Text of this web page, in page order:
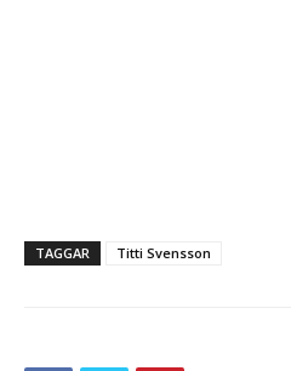
TAGGAR Titti Svensson